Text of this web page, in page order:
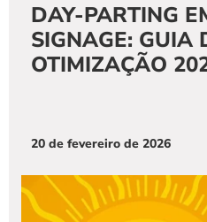
DAY-PARTING
SIGNAGE: GUIA
OTIMIZAÇÃO
20 de fevereiro de 2026